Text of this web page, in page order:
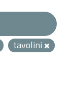
tavolini